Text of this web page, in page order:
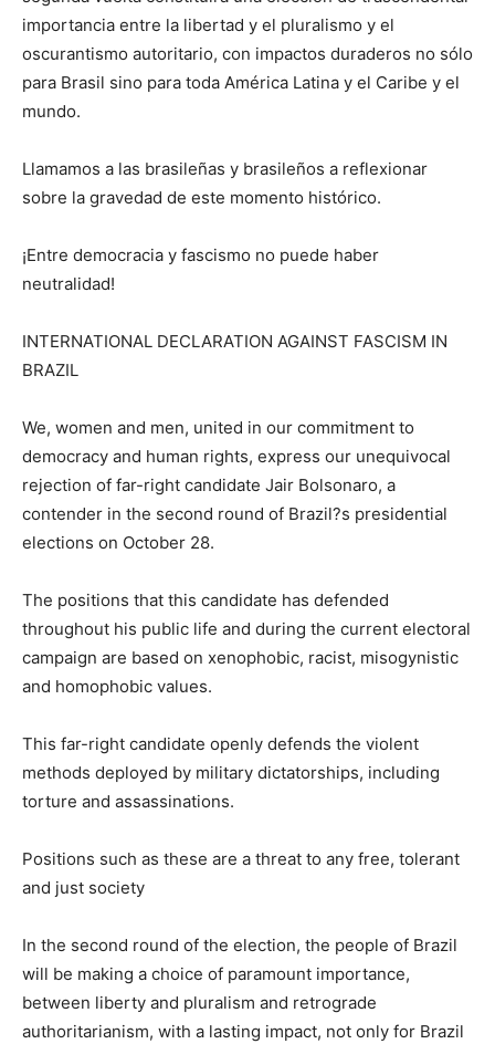
importancia entre la libertad y el pluralismo y el
oscurantismo autoritario, con impactos duraderos no sólo
para Brasil sino para toda América Latina y el Caribe y el
mundo.
Llamamos a las brasileñas y brasileños a reflexionar
sobre la gravedad de este momento histórico.
¡Entre democracia y fascismo no puede haber
neutralidad!
INTERNATIONAL DECLARATION AGAINST FASCISM IN
BRAZIL
We, women and men, united in our commitment to
democracy and human rights, express our unequivocal
rejection of far-right candidate Jair Bolsonaro, a
contender in the second round of Brazil?s presidential
elections on October 28.
The positions that this candidate has defended
throughout his public life and during the current electoral
campaign are based on xenophobic, racist, misogynistic
and homophobic values.
This far-right candidate openly defends the violent
methods deployed by military dictatorships, including
torture and assassinations.
Positions such as these are a threat to any free, tolerant
and just society
In the second round of the election, the people of Brazil
will be making a choice of paramount importance,
between liberty and pluralism and retrograde
authoritarianism, with a lasting impact, not only for Brazil